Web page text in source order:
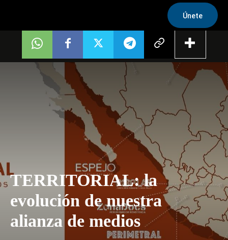
Únete
TERRITORIAL: la
evolución de nuestra
alianza de medios